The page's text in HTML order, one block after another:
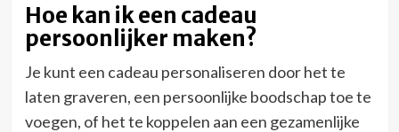
Hoe kan ik een cadeau
persoonlijker maken?
Je kunt een cadeau personaliseren door het te
laten graveren, een persoonlijke boodschap toe te
voegen, of het te koppelen aan een gezamenlijke